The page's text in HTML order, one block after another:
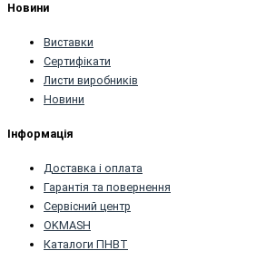
Новини
Виставки
Сертифікати
Листи виробників
Новини
Інформація
Доставка і оплата
Гарантія та повернення
Сервісний центр
OKMASH
Каталоги ПНВТ